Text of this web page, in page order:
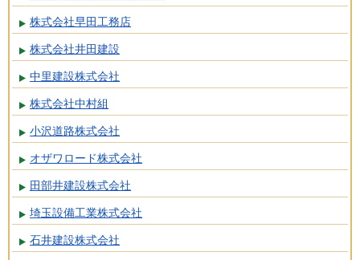
株式会社早田工務店
株式会社井田建設
中里建設株式会社
株式会社中村組
小沢道路株式会社
オザワロード株式会社
田部井建設株式会社
埼玉設備工業株式会社
石井建設株式会社